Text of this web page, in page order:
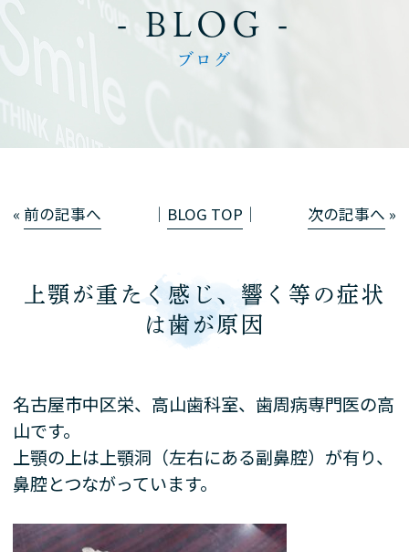
- BLOG -
ブログ
« 前の記事へ │ BLOG TOP │ 次の記事へ »
上顎が重たく感じ、響く等の症状
は歯が原因
名古屋市中区栄、高山歯科室、歯周病専門医の高
山です。
上顎の上は上顎洞（左右にある副鼻腔）が有り、
鼻腔とつながっています。